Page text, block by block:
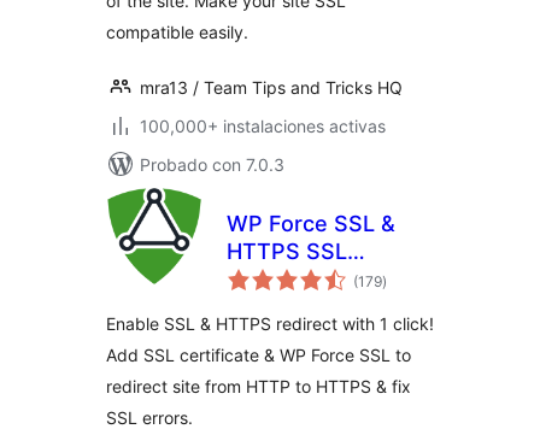
compatible easily.
mra13 / Team Tips and Tricks HQ
100,000+ instalaciones activas
Probado con 7.0.3
WP Force SSL &
HTTPS SSL
Redirect
(179total
de
)
Enable SSL & HTTPS redirect with 1 click!
Add SSL certificate & WP Force SSL to
redirect site from HTTP to HTTPS & fix
SSL errors.